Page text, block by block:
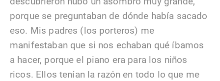
porque se preguntaban de dónde había sacado
eso. Mis padres (los porteros) me
manifestaban que si nos echaban qué íbamos
a hacer, porque el piano era para los niños
ricos. Ellos tenían la razón en todo lo que me